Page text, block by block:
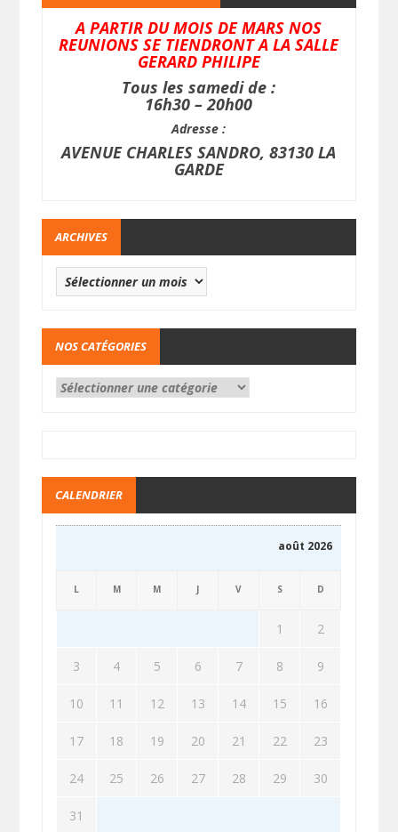
A PARTIR DU MOIS DE MARS NOS
REUNIONS SE TIENDRONT A LA SALLE
GERARD PHILIPE
Tous les samedi de :
16h30 – 20h00
Adresse :
AVENUE CHARLES SANDRO, 83130 LA
GARDE
ARCHIVES
NOS CATÉGORIES
CALENDRIER
août 2026
L M M J V S D
1 2
3 4 5 6 7 8 9
10 11 12 13 14 15 16
17 18 19 20 21 22 23
24 25 26 27 28 29 30
31